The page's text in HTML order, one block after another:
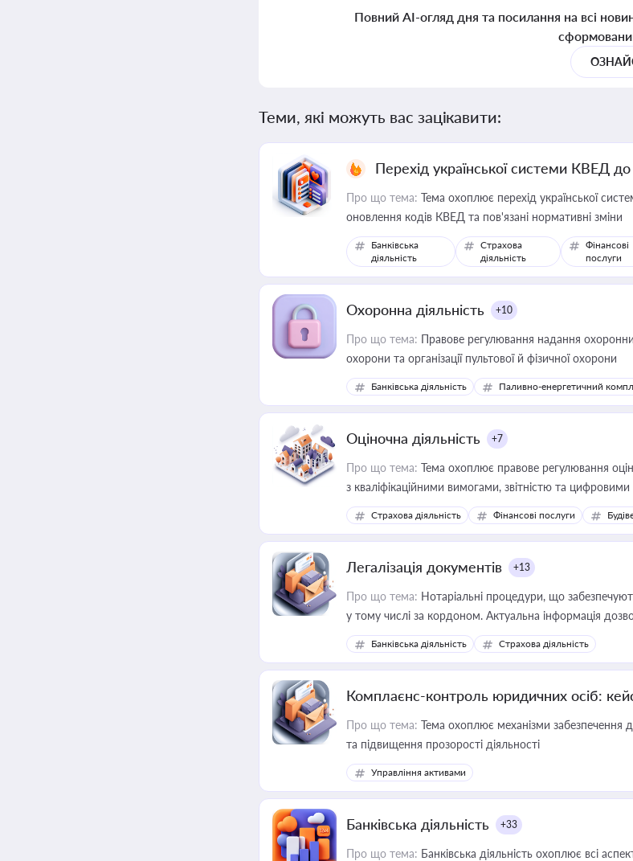
Повний AI-огляд дня та посилання на всі
Теми, які можуть вас зацікавити:
Перехід української системи КВЕД до
Про що тема: Тема охоплює перехід української
оновлення кодів КВЕД та пов'язані нормативні зміни
Банківська
діяльність
Страхова
діяльність
Фінансові
послуги
Охоронна діяльність +10
Про що тема: Правове регулювання надання
охорони та організації пультової й фізичної охорони
Банківська діяльність Паливно-енергетичний
Оціночна діяльність +7
Про що тема: Тема охоплює правове регулювання
з кваліфікаційними вимогами, звітністю та
медійних змін у цій сфері корисне для власника
приватизації, оренди державного майна,
Страхова діяльність Фінансові послуги
Легалізація документів +13
Про що тема: Нотаріальні процедури, що
у тому числі за кордоном. Актуальна інформація
ризиків недійсності та забезпечувати їх належне
Банківська діяльність Страхова діяльність
Комплаєнс-контроль юридичних осіб:
Про що тема: Тема охоплює механізми забезпечення
та підвищення прозорості діяльності
Управління активами
Банківська діяльність +33
Про що тема: Банківська діяльність охоплює всі